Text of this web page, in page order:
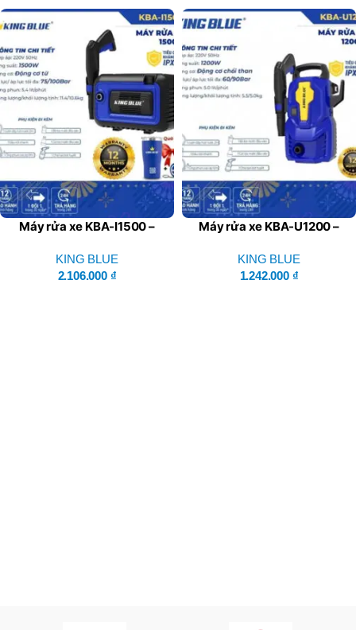
Máy rửa xe KBA-I1500 –
KING BLUE
2.106.000 ₫
Máy rửa xe KBA-U1200 –
KING BLUE
1.242.000 ₫